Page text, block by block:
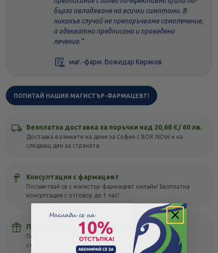
бързо овладяване на всички симптоми. В
никакъв случай не препоръчваме самолечение,
а адекватно предписано и проведено
лечение.
маг.-фарм. Божидар Киряков
ПОПИТАЙ НАШИЯ МАГИСТЪР-ФАРМАЦЕВТ!
Безплатна доставка за поръчки над 30,68 Є/ 60 лв.
Доставка в рамките на деня за София с BOX NOW и на
следващ ден за страната
Консултация с фармацевт
Посъветвай се с магистър-фармацевт онлайн! Безплатна
консултация с отговор до 1 час!
Подарък мостра с всяка поръчка
Получи подарък с всяка своя покупка, без оглед на
стойността – тествай различни продукти!